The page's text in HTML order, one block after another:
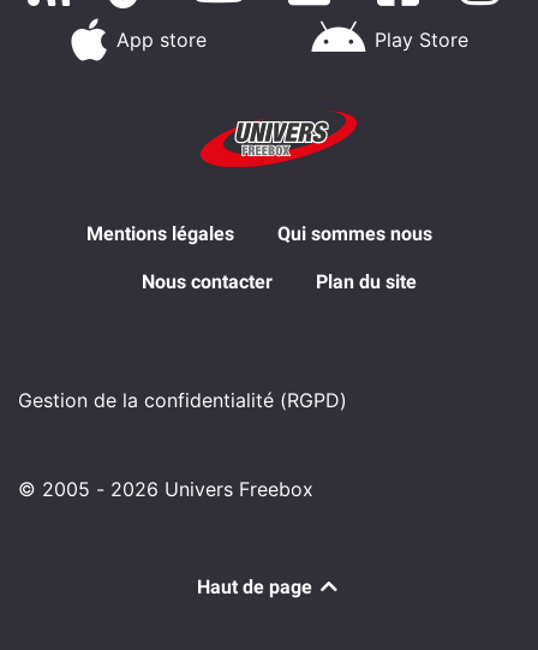
App store Play Store
Mentions légales Qui sommes nous
Nous contacter Plan du site
Gestion de la confidentialité (RGPD)
© 2005 - 2026 Univers Freebox
Haut de page